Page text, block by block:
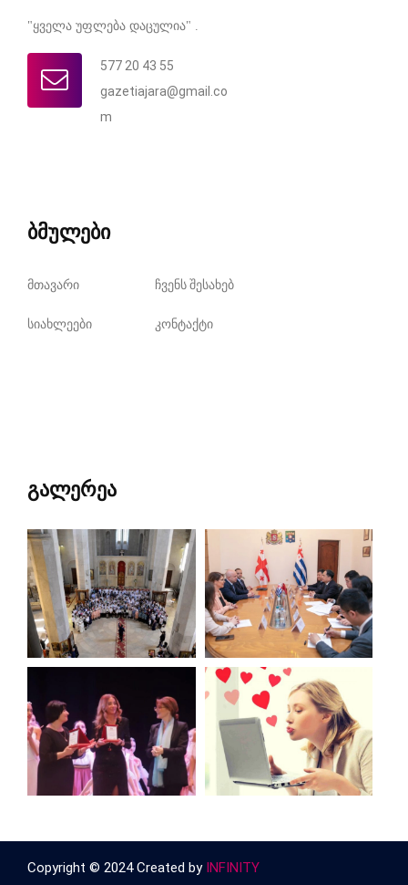
"ყველა უფლება დაცულია" .
577 20 43 55
gazetiajara@gmail.co
m
ბმულები
მთავარი ჩვენს შესახებ
სიახლეები კონტაქტი
გალერეა
Copyright © 2024 Created by INFINITY